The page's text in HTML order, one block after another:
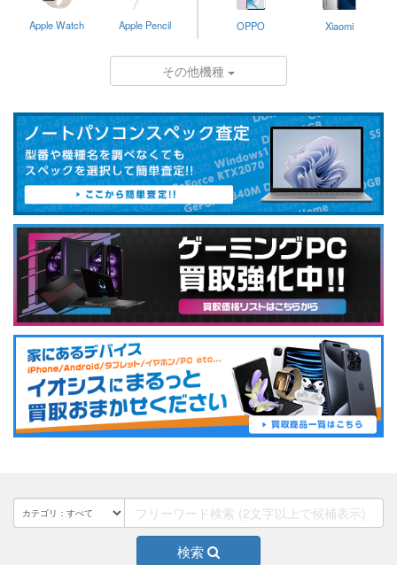
Apple Watch Apple Pencil OPPO Xiaomi
その他機種
検索